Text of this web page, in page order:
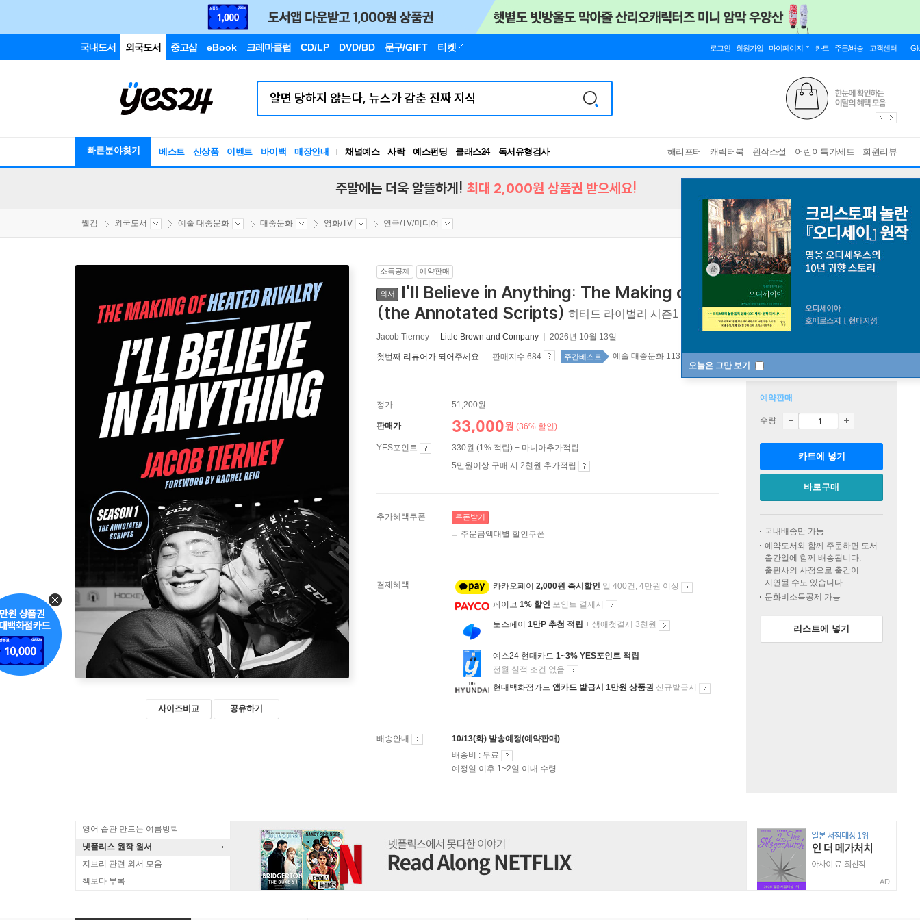
국내도서 외국도서 중고샵 eBook 크레마클럽 CD/LP DVD/BD 문구/GIFT 티켓 로그인 회원가입 마이페이지 카트 주문/배송 고객센터
빠른분야찾기 베스트 신상품 이벤트 바이백 매장안내 채널예스 사락 예스펀딩 클래스24
독서유형검사
RBTI Lab
해리포터 캐릭터북 원작소설 어린이특가세트 회원리뷰
오늘은 그만 보기
주말에는 더욱 알뜰하게! 최대 2,000원 상품권 받으세요!
웰컴 외국도서 예술 대중문화 대중문화 영화/TV 연극/TV/미디어
사이즈비교 공유하기
소득공제 예약판매
외서
I'll Believe in Anything: The Making of Heated Rivalry Season 1
(the Annotated Scripts) 히티드 라이벌리 시즌1 대본집[ Hardcover ] 바인딩 & 에디션 안내
Jacob Tierney Little Brown and Company 2026년 10월 13일
첫번째 리뷰어가 되어주세요. 판매지수 684 주간베스트 예술 대중문화 113위
정가 51,200원
판매가 33,000원 (36% 할인)
YES포인트
330원 (1% 적립) + 마니아추가적립
5만원이상 구매 시 2천원 추가적립
추가혜택쿠폰 쿠폰받기
주문금액대별 할인쿠폰
결제혜택 카카오페이 2,000원 즉시할인 일 400건, 4만원 이상
페이코 1% 할인 포인트 결제시
토스페이 1만P 추첨 적립 + 생애첫결제 3천원
예스24 현대카드 1~3% YES포인트 적립
전월 실적 조건 없음
현대백화점카드 앱카드 발급시 1만원 상품권 신규발급시
배송안내
10/13(화) 발송예정(예약판매)
배송비 : 무료
예정일 이후 1~2일 이내 수령
예약판매
수량
카트에 넣기
바로구매
국내배송만 가능
예약도서와 함께 주문하면 도서
출간일에 함께 배송됩니다.
출판사의 사정으로 출간이
지연될 수도 있습니다.
문화비소득공제 가능
리스트에 넣기
영어 습관 만드는 여름방학
넷플리스 원작 원서
지브리 관련 외서 모음
책보다 부록
AD